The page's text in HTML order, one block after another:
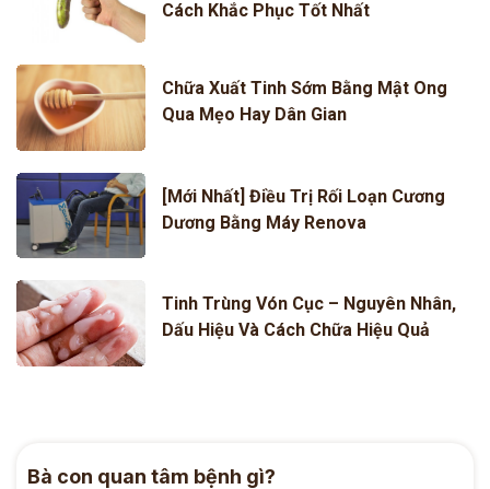
Cách Khắc Phục Tốt Nhất
Chữa Xuất Tinh Sớm Bằng Mật Ong
Qua Mẹo Hay Dân Gian
[Mới Nhất] Điều Trị Rối Loạn Cương
Dương Bằng Máy Renova
Tinh Trùng Vón Cục – Nguyên Nhân,
Dấu Hiệu Và Cách Chữa Hiệu Quả
Bà con quan tâm bệnh gì?